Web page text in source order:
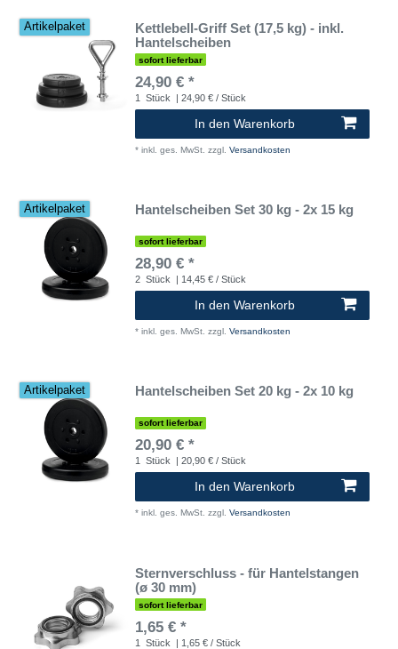
Artikelpaket
Kettlebell-Griff Set (17,5 kg) - inkl.
Hantelscheiben
sofort lieferbar
24,90 € *
1 Stück | 24,90 € / Stück
In den Warenkorb
* inkl. ges. MwSt. zzgl. Versandkosten
Artikelpaket Hantelscheiben Set 30 kg - 2x 15 kg
sofort lieferbar
28,90 € *
2 Stück | 14,45 € / Stück
In den Warenkorb
* inkl. ges. MwSt. zzgl. Versandkosten
Artikelpaket Hantelscheiben Set 20 kg - 2x 10 kg
sofort lieferbar
20,90 € *
1 Stück | 20,90 € / Stück
In den Warenkorb
* inkl. ges. MwSt. zzgl. Versandkosten
Sternverschluss - für Hantelstangen
(ø 30 mm)
sofort lieferbar
1,65 € *
1 Stück | 1,65 € / Stück